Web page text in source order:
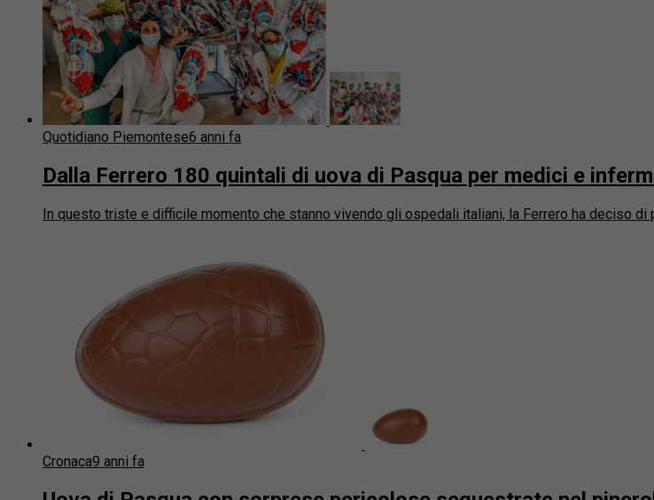
Quotidiano Piemontese6 anni fa
Dalla Ferrero 180 quintali di uova di Pasqua per medici e
In questo triste e difficile momento che stanno vivendo gli ospedali italiani, la Ferrero ha deciso di
Cronaca9 anni fa